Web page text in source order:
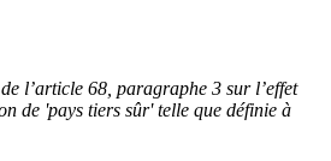
l’article 68, paragraphe 3 sur l’effet
de 'pays tiers sûr' telle que définie à